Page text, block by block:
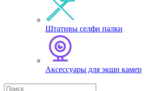
Штативы селфи палки
Аксессуары для экшн камер